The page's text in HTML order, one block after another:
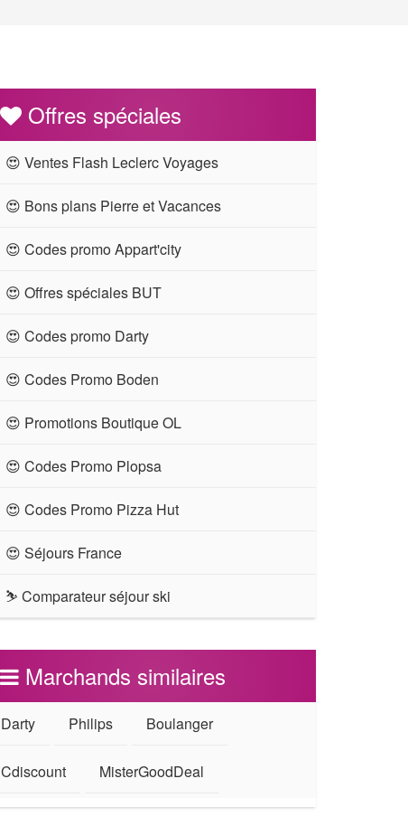
Offres spéciales
😍 Ventes Flash Leclerc Voyages
😍 Bons plans Pierre et Vacances
😍 Codes promo Appart'city
😍 Offres spéciales BUT
😍 Codes promo Darty
😍 Codes Promo Boden
😍 Promotions Boutique OL
😍 Codes Promo Plopsa
😍 Codes Promo Pizza Hut
😍 Séjours France
⛷ Comparateur séjour ski
Marchands similaires
Darty Philips Boulanger
Cdiscount MisterGoodDeal